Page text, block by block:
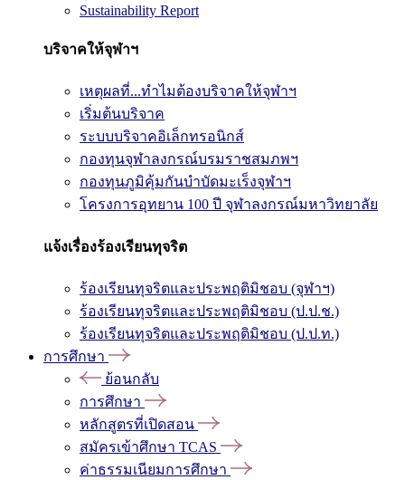
Sustainability Report
บริจาคให้จุฬาฯ
เหตุผลที่...ทำไมต้องบริจาคให้จุฬาฯ
เริ่มต้นบริจาค
ระบบบริจาคอิเล็กทรอนิกส์
กองทุนจุฬาลงกรณ์บรมราชสมภพฯ
กองทุนภูมิคุ้มกันบำบัดมะเร็งจุฬาฯ
โครงการอุทยาน 100 ปี จุฬาลงกรณ์มหาวิทยาลัย
แจ้งเรื่องร้องเรียนทุจริต
ร้องเรียนทุจริตและประพฤติมิชอบ (จุฬาฯ)
ร้องเรียนทุจริตและประพฤติมิชอบ (ป.ป.ช.)
ร้องเรียนทุจริตและประพฤติมิชอบ (ป.ป.ท.)
การศึกษา
ย้อนกลับ
การศึกษา
หลักสูตรที่เปิดสอน
สมัครเข้าศึกษา TCAS
ค่าธรรมเนียมการศึกษา